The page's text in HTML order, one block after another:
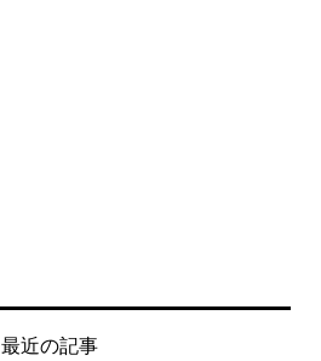
最近の記事